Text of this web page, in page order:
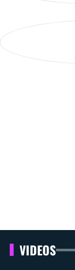
VIDEOS